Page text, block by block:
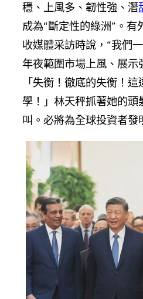
穩、上風多、韌性強、潛
成為“斷定性的綠洲”。有
收媒體采訪時說，“我們
年夜範圍市場上風、展示
「失衡！徹底的失衡！
學！」林天秤抓著她的頭
叫。必將為全球投資者發